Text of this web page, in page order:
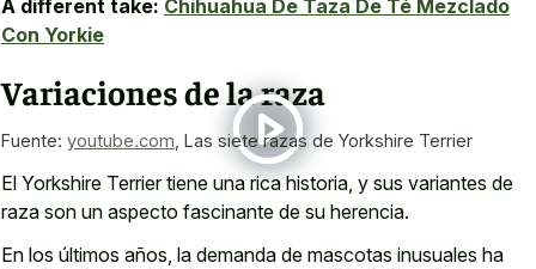
A different take: Chihuahua De Taza De Té Mezclado
Con Yorkie
Variaciones de la raza
Fuente: youtube.com Las siete razas de Yorkshire Terrier
El Yorkshire Terrier tiene una rica historia, y sus variantes de
raza son un aspecto fascinante de su herencia.
En los últimos años, la demanda de mascotas inusuales ha